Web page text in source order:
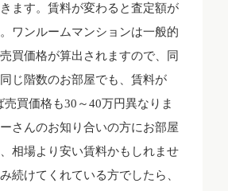
ます。賃料が変わると査定額が
ワンルームマンションは一般的
買価格が算出されますので、同
じ階数のお部屋でも、賃料が
売買価格も30～40万円異なりま
さんのお知り合いの方にお部屋
相場より安い賃料かもしれませ
続けてくれている方でしたら、